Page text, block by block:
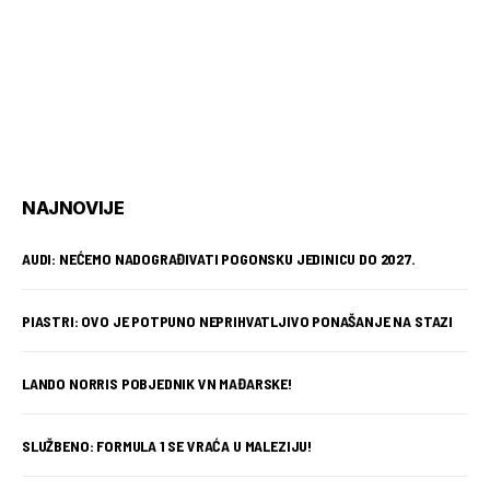
NAJNOVIJE
AUDI: NEĆEMO NADOGRAĐIVATI POGONSKU JEDINICU DO 2027.
PIASTRI: OVO JE POTPUNO NEPRIHVATLJIVO PONAŠANJE NA STAZI
LANDO NORRIS POBJEDNIK VN MAĐARSKE!
SLUŽBENO: FORMULA 1 SE VRAĆA U MALEZIJU!